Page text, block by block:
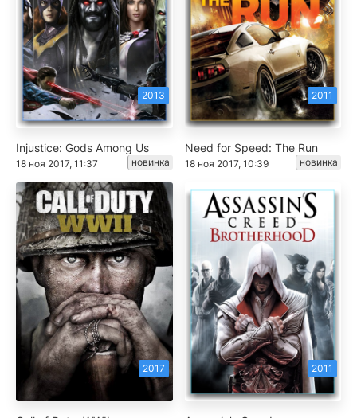
2013
Injustice: Gods Among Us
18 ноя 2017, 11:37 новинка
2011
Need for Speed: The Run
18 ноя 2017, 10:39 новинка
2017 2011